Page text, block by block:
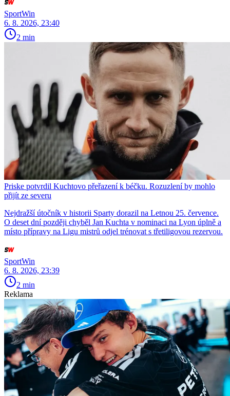
SportWin
6. 8. 2026, 23:40
2 min
Priske potvrdil Kuchtovo přeřazení k béčku. Rozuzlení by mohlo
přijít ze severu
Nejdražší útočník v historii Sparty dorazil na Letnou 25. července.
O deset dní později chyběl Jan Kuchta v nominaci na Lyon úplně a
místo přípravy na Ligu mistrů odjel trénovat s třetiligovou rezervou.
SportWin
6. 8. 2026, 23:39
2 min
Reklama